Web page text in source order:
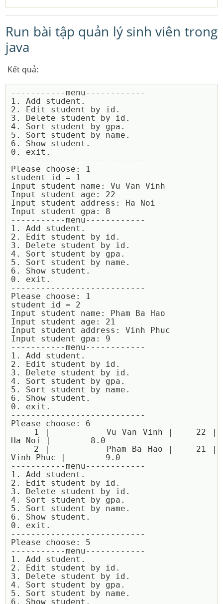
Run bài tập quản lý sinh viên trong
java
Kết quả:
-----------menu------------
1. Add student.
2. Edit student by id.
3. Delete student by id.
4. Sort student by gpa.
5. Sort student by name.
6. Show student.
0. exit.
---------------------------
Please choose: 1
student id = 1
Input student name: Vu Van Vinh
Input student age: 22
Input student address: Ha Noi
Input student gpa: 8
-----------menu------------
1. Add student.
2. Edit student by id.
3. Delete student by id.
4. Sort student by gpa.
5. Sort student by name.
6. Show student.
0. exit.
---------------------------
Please choose: 1
student id = 2
Input student name: Pham Ba Hao
Input student age: 21
Input student address: Vinh Phuc
Input student gpa: 9
-----------menu------------
1. Add student.
2. Edit student by id.
3. Delete student by id.
4. Sort student by gpa.
5. Sort student by name.
6. Show student.
0. exit.
---------------------------
Please choose: 6
Ha Noi |        8.0
Vinh Phuc |        9.0
-----------menu------------
1. Add student.
2. Edit student by id.
3. Delete student by id.
4. Sort student by gpa.
5. Sort student by name.
6. Show student.
0. exit.
---------------------------
Please choose: 5
-----------menu------------
1. Add student.
2. Edit student by id.
3. Delete student by id.
4. Sort student by gpa.
5. Sort student by name.
6. Show student.